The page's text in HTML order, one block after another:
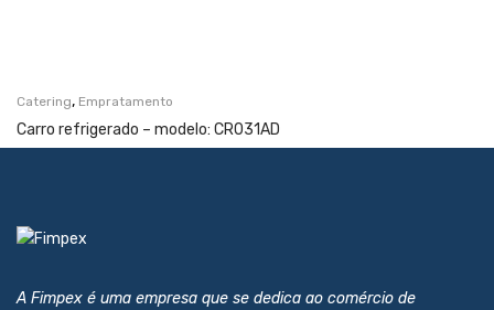
Catering, Empratamento
Carro refrigerado – modelo: CR031AD
A Fimpex é uma empresa que se dedica ao comércio de